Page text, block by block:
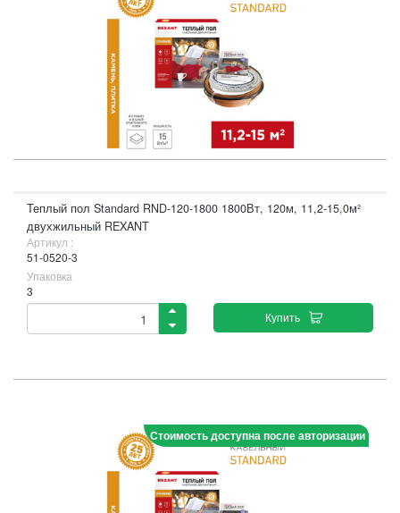
Теплый пол Standard RND-120-1800 1800Вт, 120м, 11,2-15,0м²
двухжильный REXANT
Артикул :
51-0520-3
Упаковка
3
Купить
Стоимость доступна после авторизации